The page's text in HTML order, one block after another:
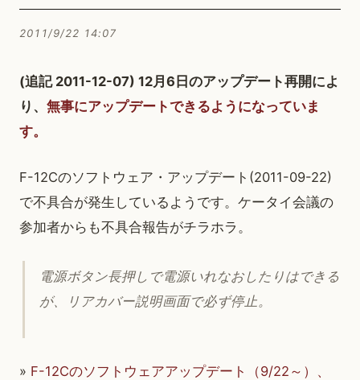
2011/9/22 14:07
(追記 2011-12-07) 12月6日のアップデート再開によ
り、 無事にアップデートできるようになっていま
す。
F-12Cのソフトウェア・アップデート(2011-09-22)
で不具合が発生しているようです。ケータイ会議の
参加者からも不具合報告がチラホラ。
電源ボタン長押しで電源いれなおしたりはできる
が、リアカバー説明画面で必ず停止。
» F-12Cのソフトウェアアップデート（9/22～）、